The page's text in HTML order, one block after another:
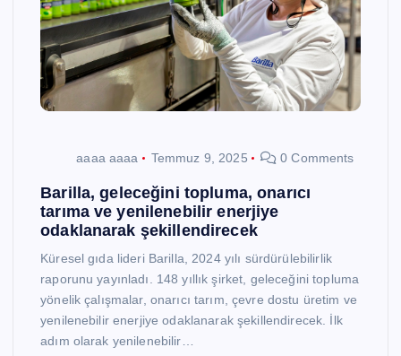
aaaa aaaa Temmuz 9, 2025 0 Comments
Barilla, geleceğini topluma, onarıcı
tarıma ve yenilenebilir enerjiye
odaklanarak şekillendirecek
Küresel gıda lideri Barilla, 2024 yılı sürdürülebilirlik
raporunu yayınladı. 148 yıllık şirket, geleceğini topluma
yönelik çalışmalar, onarıcı tarım, çevre dostu üretim ve
yenilenebilir enerjiye odaklanarak şekillendirecek. İlk
adım olarak yenilenebilir…